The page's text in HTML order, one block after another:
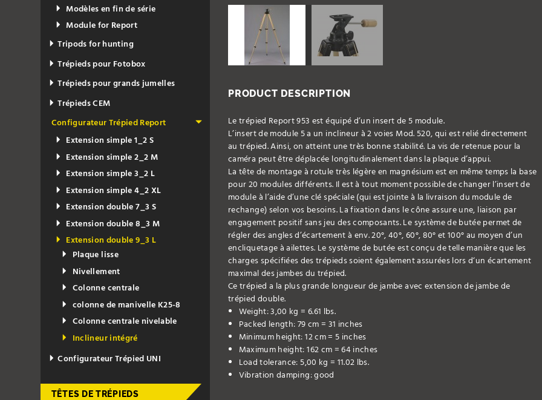
PRODUCT DESCRIPTION
Le trépied Report 953 est équipé d’un insert de 5 module.
L’insert de module 5 a un inclineur à 2 voies Mod. 520, qui est relié directement
au trépied. Ainsi, on atteint une très bonne stabilité. La vis de retenue pour la
caméra peut être déplacée longitudinalement dans la plaque d’appui.
La tête de montage à rotule très légère en magnésium est en même temps la base
pour 20 modules différents. Il est à tout moment possible de changer l’insert de
module à l’aide d’une clé spéciale (qui est jointe à la livraison du module de
rechange) selon vos besoins. La fixation dans le cône assure une, liaison par
engagement positif sans jeu des composants. Le système de butée permet de
régler des angles d’écartement à env. 20°, 40°, 60°, 80° et 100° au moyen d’un
encliquetage à ailettes. Le système de butée est conçu de telle manière que les
charges spécifiées des trépieds soient également assurées lors d‘un écartement
maximal des jambes du trépied.
Ce trépied a la plus grande longueur de jambe avec extension de jambe de
trépied double.
Weight: 3,00 kg = 6.61 lbs.
Packed length: 79 cm = 31 inches
Minimum height: 12 cm = 5 inches
Maximum height: 162 cm = 64 inches
Load tolerance: 5,00 kg = 11.02 lbs.
Vibration damping: good
Modèles en fin de série
Module for Report
Tripods for hunting
Trépieds pour Fotobox
Trépieds pour grands jumelles
Trépieds CEM
Configurateur Trépied Report
Extension simple 1_2 S
Extension simple 2_2 M
Extension simple 3_2 L
Extension simple 4_2 XL
Extension double 7_3 S
Extension double 8_3 M
Extension double 9_3 L
Plaque lisse
Nivellement
Colonne centrale
colonne de manivelle K25-8
Colonne centrale nivelable
Inclineur intégré
Configurateur Trépied UNI
TÊTES DE TRÉPIEDS